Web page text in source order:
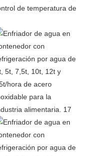
de temperatura de